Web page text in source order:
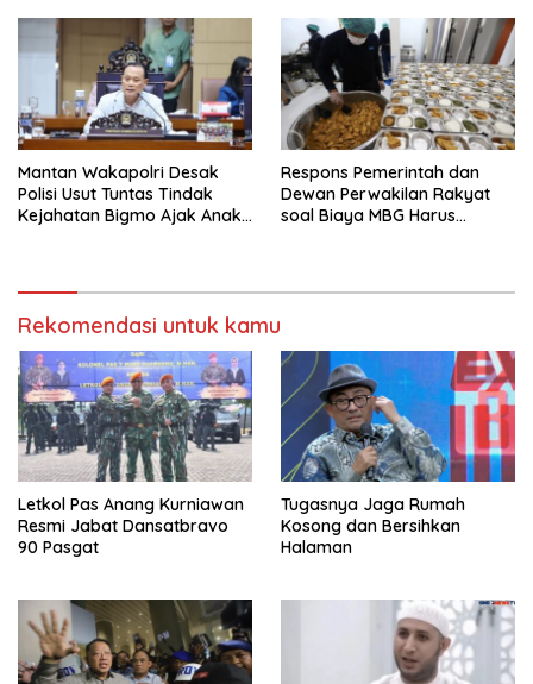
Mantan Wakapolri Desak
Polisi Usut Tuntas Tindak
Kejahatan Bigmo Ajak Anak
Respons Pemerintah dan
Dewan Perwakilan Rakyat
soal Biaya MBG Harus
Rekomendasi untuk kamu
Letkol Pas Anang Kurniawan
Resmi Jabat Dansatbravo
90 Pasgat
Tugasnya Jaga Rumah
Kosong dan Bersihkan
Halaman